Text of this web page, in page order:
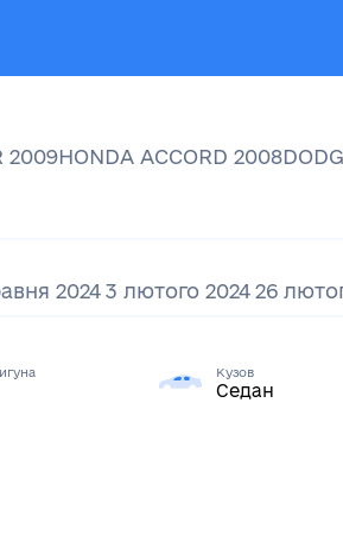
2009HONDA ACCORD 2008
2024 3 лютого 2024 26
Кузов
Седан